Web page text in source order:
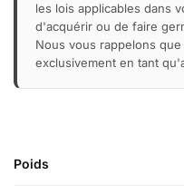
les lois applicables dans
d'acquérir ou de faire
Nous vous rappelons
exclusivement en tant
Poids